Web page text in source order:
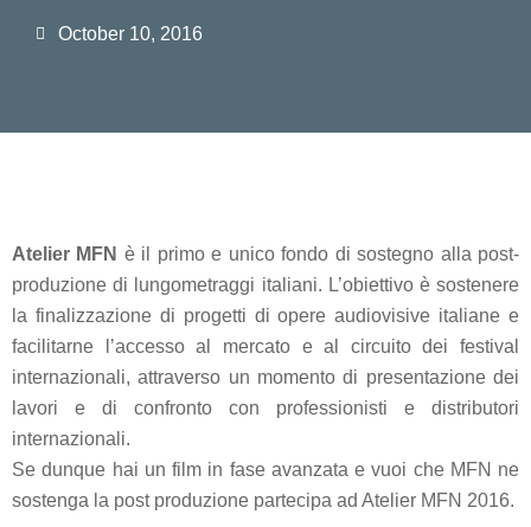
October 10, 2016
Atelier MFN è il primo e unico fondo di sostegno alla post-
produzione di lungometraggi italiani. L’obiettivo è sostenere
la finalizzazione di progetti di opere audiovisive italiane e
facilitarne l’accesso al mercato e al circuito dei festival
internazionali, attraverso un momento di presentazione dei
lavori e di confronto con professionisti e distributori
internazionali.
Se dunque hai un film in fase avanzata e vuoi che MFN ne
sostenga la post produzione partecipa ad Atelier MFN 2016.